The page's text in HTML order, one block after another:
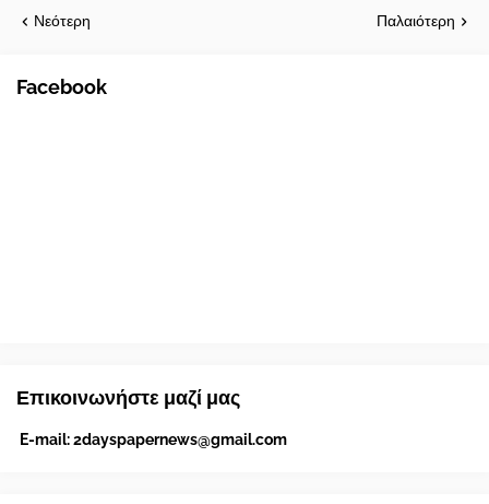
Νεότερη Παλαιότερη
Facebook
Επικοινωνήστε μαζί μας
E-mail:2dayspapernews@gmail.com